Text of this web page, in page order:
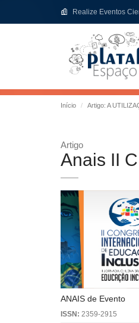
Realize Eventos
Início Artigo: A
Artigo
Anais II
ANAIS de Evento
ISSN: 2359-2915